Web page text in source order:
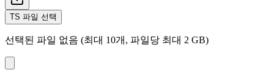
TS 파일 선택
선택된 파일 없음 (최대 10개, 파일당 최대 2 GB)